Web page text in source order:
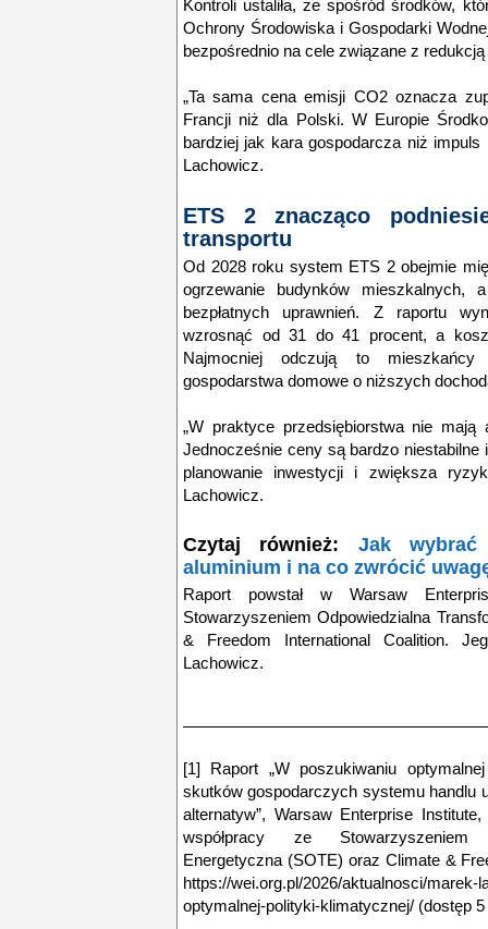
Kontroli ustaliła, że spośród środków,
Ochrony Środowiska i Gospodarki
bezpośrednio na cele związane z
„Ta sama cena emisji CO2 oznacza
Francji niż dla Polski. W Europie
bardziej jak kara gospodarcza niż
Lachowicz.
ETS 2 znacząco
transportu
Od 2028 roku system ETS 2 obejmie
ogrzewanie budynków mieszkalnych,
bezpłatnych uprawnień. Z raportu
wzrosnąć od 31 do 41 procent, a
Najmocniej odczują to
gospodarstwa domowe o niższych
„W praktyce przedsiębiorstwa nie mają
Jednocześnie ceny są bardzo niestabilne
planowanie inwestycji i zwiększa
Lachowicz.
Czytaj również: Jak wybrać
aluminium i na co zwrócić
Raport powstał w Warsaw
Stowarzyszeniem Odpowiedzialna
& Freedom International Coalition.
Lachowicz.
[1] Raport „W poszukiwaniu
skutków gospodarczych systemu handlu
alternatyw”, Warsaw Enterprise
współpracy ze Stowarzyszeniem
Energetyczna (SOTE) oraz Climate &
https://wei.org.pl/2026/aktualnosci/
optymalnej-polityki-klimatycznej/ (dostęp